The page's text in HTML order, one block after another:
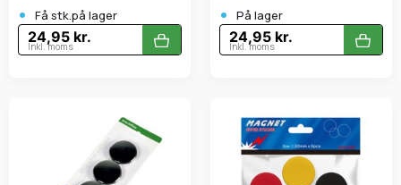
• Få stk.på lager
24,95 kr.
Inkl. moms
• På lager
24,95 kr.
Inkl. moms